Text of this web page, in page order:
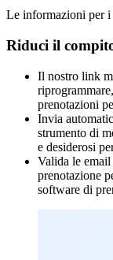
Le informazioni per
Riduci il
Il nostro link
prenotazioni
Invia
strumento di
e desiderosi
Valida le
prenotazione
software di